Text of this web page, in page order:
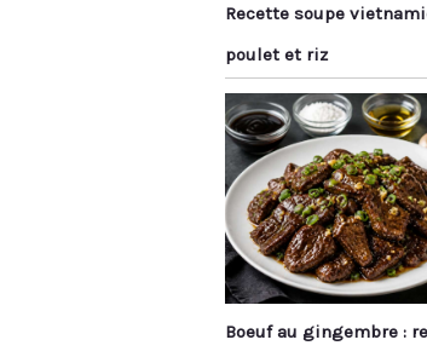
Recette soupe
poulet et riz
Boeuf au gingembre :